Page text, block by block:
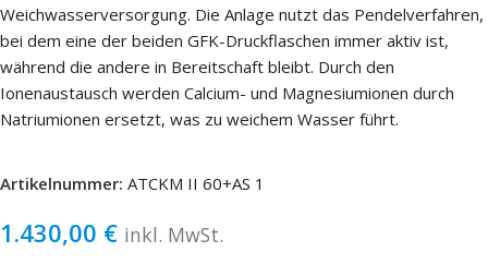
Weichwasserversorgung. Die Anlage nutzt das Pendelverfahren,
bei dem eine der beiden GFK-Druckflaschen immer aktiv ist,
während die andere in Bereitschaft bleibt. Durch den
Ionenaustausch werden Calcium- und Magnesiumionen durch
Natriumionen ersetzt, was zu weichem Wasser führt.
Artikelnummer: ATCKM II 60+AS 1
1.430,00 € inkl. MwSt.